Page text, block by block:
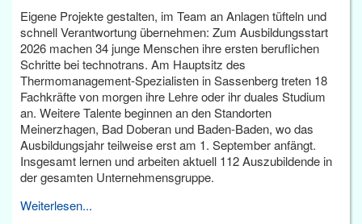
Eigene Projekte gestalten, im Team an Anlagen tüfteln und
schnell Verantwortung übernehmen: Zum Ausbildungsstart
2026 machen 34 junge Menschen ihre ersten beruflichen
Schritte bei technotrans. Am Hauptsitz des
Thermomanagement-Spezialisten in Sassenberg treten 18
Fachkräfte von morgen ihre Lehre oder ihr duales Studium
an. Weitere Talente beginnen an den Standorten
Meinerzhagen, Bad Doberan und Baden-Baden, wo das
Ausbildungsjahr teilweise erst am 1. September anfängt.
Insgesamt lernen und arbeiten aktuell 112 Auszubildende in
der gesamten Unternehmensgruppe.
Weiterlesen...